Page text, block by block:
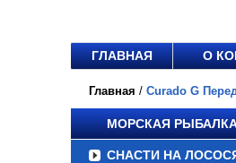
ГЛАВНАЯ О
Главная / Curado G
МОРСКАЯ
СНАСТИ НА